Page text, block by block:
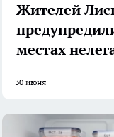
Жителей
местах
30 июня